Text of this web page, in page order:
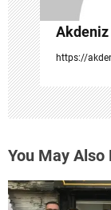
https://
You May Also